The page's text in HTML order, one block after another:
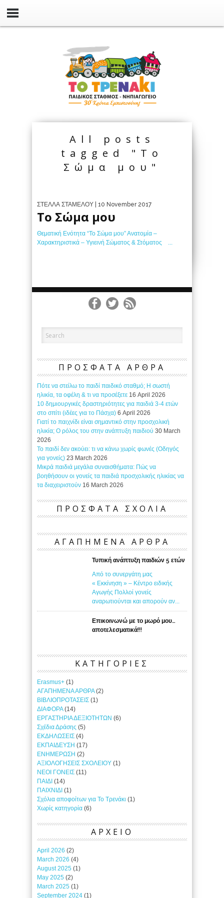
All posts
tagged "Το
Σώμα μου"
ΣΤΕΛΛΑ ΣΤΑΜΕΛΟΥ | 10 November 2017
Το Σώμα μου
Θεματική Ενότητα “Το Σώμα μου” Ανατομία –
Χαρακτηριστικά – Υγιεινή Σώματος & Στόματος ...
ΠΡΟΣΦΑΤΑ ΑΡΘΡΑ
Πότε να στείλω το παιδί παιδικό σταθμό; Η σωστή
ηλικία, τα οφέλη & τι να προσέξετε 16 April 2026
10 δημιουργικές δραστηριότητες για παιδιά 3-4 ετών
στο σπίτι (ιδέες για το Πάσχα) 6 April 2026
Γιατί το παιχνίδι είναι σημαντικό στην προσχολική
ηλικία; Ο ρόλος του στην ανάπτυξη παιδιού 30 March
2026
Το παιδί δεν ακούει: τι να κάνω χωρίς φωνές (Οδηγός
για γονείς) 23 March 2026
Μικρά παιδιά μεγάλα συναισθήματα: Πώς να
βοηθήσουν οι γονείς τα παιδιά προσχολικής ηλικίας να
τα διαχειριστούν 16 March 2026
ΠΡΟΣΦΑΤΑ ΣΧΟΛΙΑ
ΑΓΑΠΗΜΕΝΑ ΑΡΘΡΑ
Τυπική ανάπτυξη παιδιών 5 ετών
Από το συνεργάτη μας
« Εκκίνηση » – Κέντρο ειδικής
Αγωγής Πολλοί γονείς
αναρωτιούνται και απορούν αν...
Επικοινωνώ με το μωρό μου…
αποτελεσματικά!!!
ΚΑΤΗΓΟΡΙΕΣ
Erasmus+ (1)
ΑΓΑΠΗΜΕΝΑ ΑΡΘΡΑ(2)
ΒΙΒΛΙΟΠΡΟΤΑΣΕΙΣ (1)
ΔΙΑΦΟΡΑ(14)
ΕΡΓΑΣΤΗΡΙΑ ΔΕΞΙΟΤΗΤΩΝ (6)
Σχέδια Δράσης (5)
ΕΚΔΗΛΩΣΕΙΣ (4)
ΕΚΠΑΙΔΕΥΣΗ (17)
ΕΝΗΜΕΡΩΣΗ (2)
ΑΞΙΟΛΟΓΗΣΕΙΣ ΣΧΟΛΕΙΟΥ (1)
ΝΕΟΙ ΓΟΝΕΙΣ (11)
ΠΑΙΔΙ (14)
ΠΑΙΧΝΙΔΙ (1)
Σχόλια αποφοίτων για Το Τρενάκι (1)
Χωρίς κατηγορία (6)
ΑΡΧΕΙΟ
April 2026 (2)
March 2026 (4)
August 2025 (1)
May 2025 (2)
March 2025 (1)
September 2024 (1)